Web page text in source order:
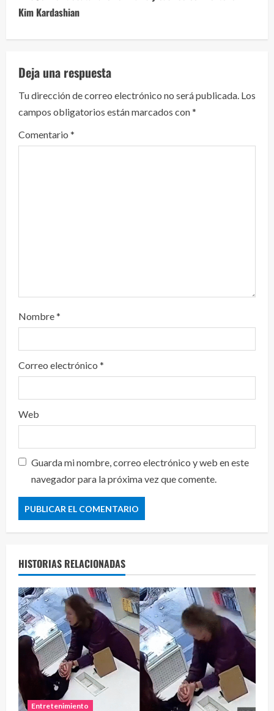
u
e
l
e
y
e
Kim Kardashian
Deja una respuesta
Tu dirección de correo electrónico no será publicada. Los
campos obligatorios están marcados con*
Comentario *
Nombre*
Correo electrónico *
Web
Guarda mi nombre, correo electrónico y web en este
navegador para la próxima vez que comente.
HISTORIAS RELACIONADAS
Entretenimiento